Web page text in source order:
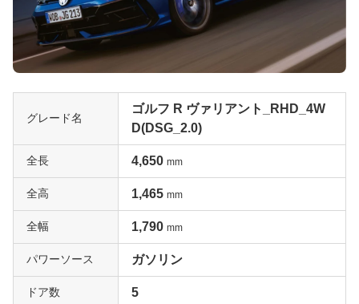
グレード名
ゴルフ R ヴァリアント_RHD_4W
D(DSG_2.0)
全長 4,650 mm
全高 1,465 mm
全幅 1,790 mm
パワーソース ガソリン
ドア数 5